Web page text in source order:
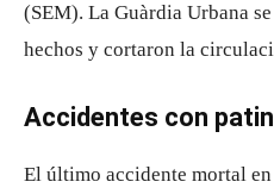
(SEM). La Guàrdia Urbana
hechos y cortaron la
Accidentes con
El último accidente mortal